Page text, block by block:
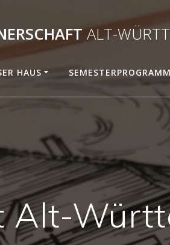
ALT-
HAUS SEMESTERPROGRAMM
Alt-